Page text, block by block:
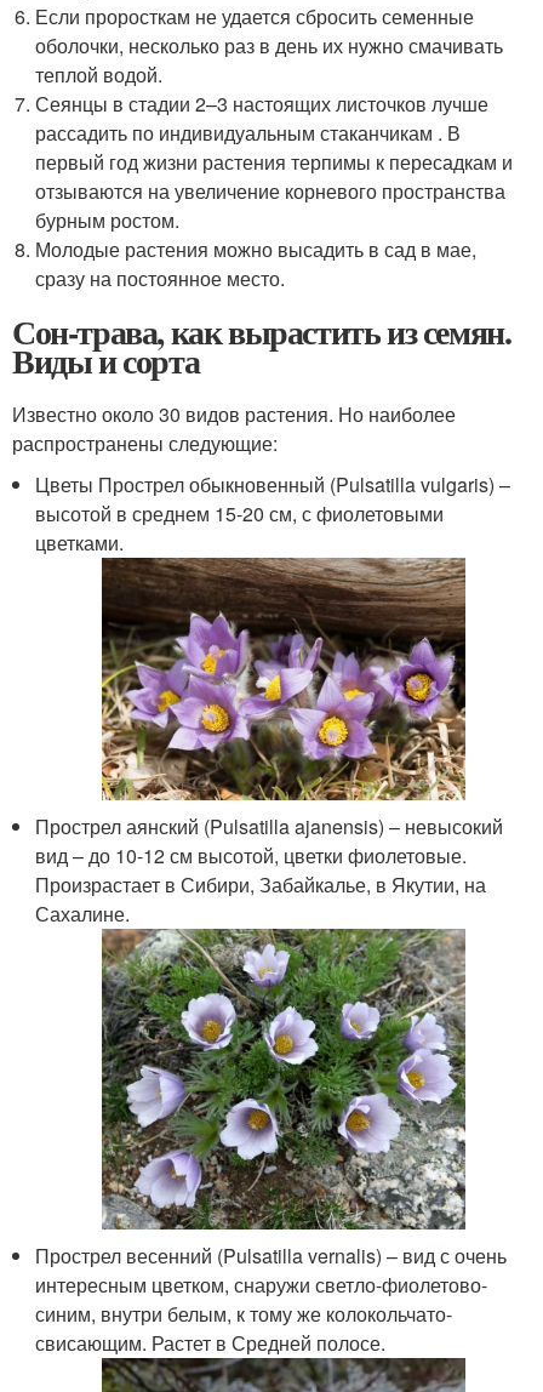
Если проросткам не удается сбросить семенные
оболочки, несколько раз в день их нужно смачивать
теплой водой.
Сеянцы в стадии 2–3 настоящих листочков лучше
рассадить по индивидуальным стаканчикам . В
первый год жизни растения терпимы к пересадкам и
отзываются на увеличение корневого пространства
бурным ростом.
Молодые растения можно высадить в сад в мае,
сразу на постоянное место.
Сон-трава, как вырастить из семян.
Виды и сорта
Известно около 30 видов растения. Но наиболее
распространены следующие:
Цветы Прострел обыкновенный (Pulsatilla vulgaris) –
высотой в среднем 15-20 см, с фиолетовыми
цветками.
Прострел аянский (Pulsatilla ajanensis) – невысокий
вид – до 10-12 см высотой, цветки фиолетовые.
Произрастает в Сибири, Забайкалье, в Якутии, на
Сахалине.
Прострел весенний (Pulsatilla vernalis) – вид с очень
интересным цветком, снаружи светло-фиолетово-
синим, внутри белым, к тому же колокольчато-
свисающим. Растет в Средней полосе.